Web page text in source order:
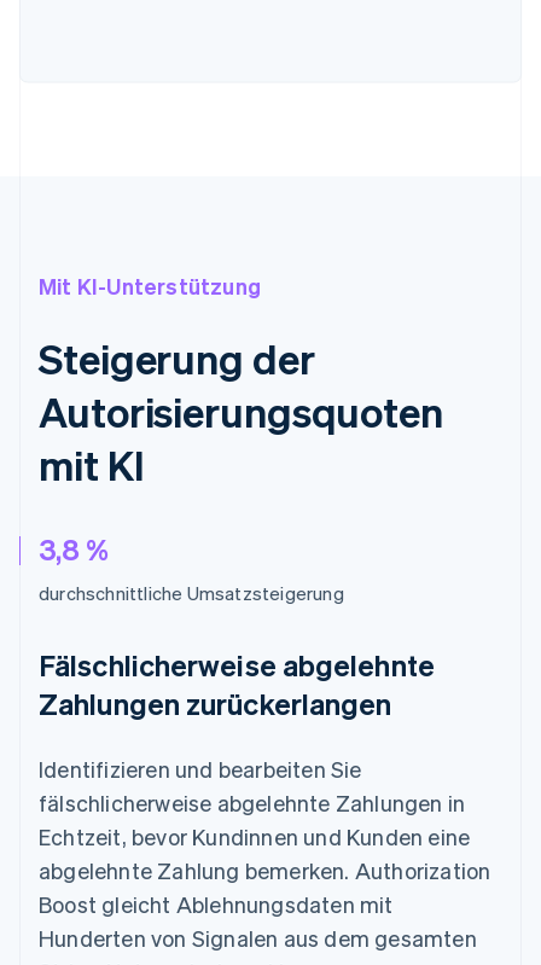
Mit KI-Unterstützung
Steigerung der
Autorisierungsquoten
mit KI
3,8 %
durchschnittliche Umsatzsteigerung
Fälschlicherweise abgelehnte
Zahlungen zurückerlangen
Identifizieren und bearbeiten Sie
fälschlicherweise abgelehnte Zahlungen in
Echtzeit, bevor Kundinnen und Kunden eine
abgelehnte Zahlung bemerken. Authorization
Boost gleicht Ablehnungsdaten mit
Hunderten von Signalen aus dem gesamten